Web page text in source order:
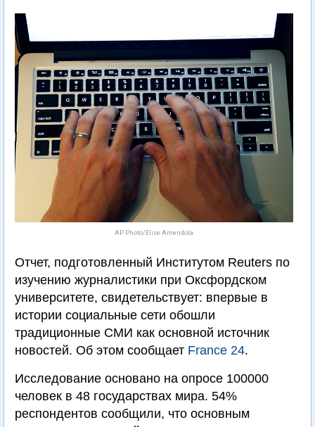
AP Photo/Elise Amendola
Отчет, подготовленный Институтом Reuters по
изучению журналистики при Оксфордском
университете, свидетельствует: впервые в
истории социальные сети обошли
традиционные СМИ как основной источник
новостей. Об этом сообщает France 24.
Исследование основано на опросе 100000
человек в 48 государствах мира. 54%
респондентов сообщили, что основным